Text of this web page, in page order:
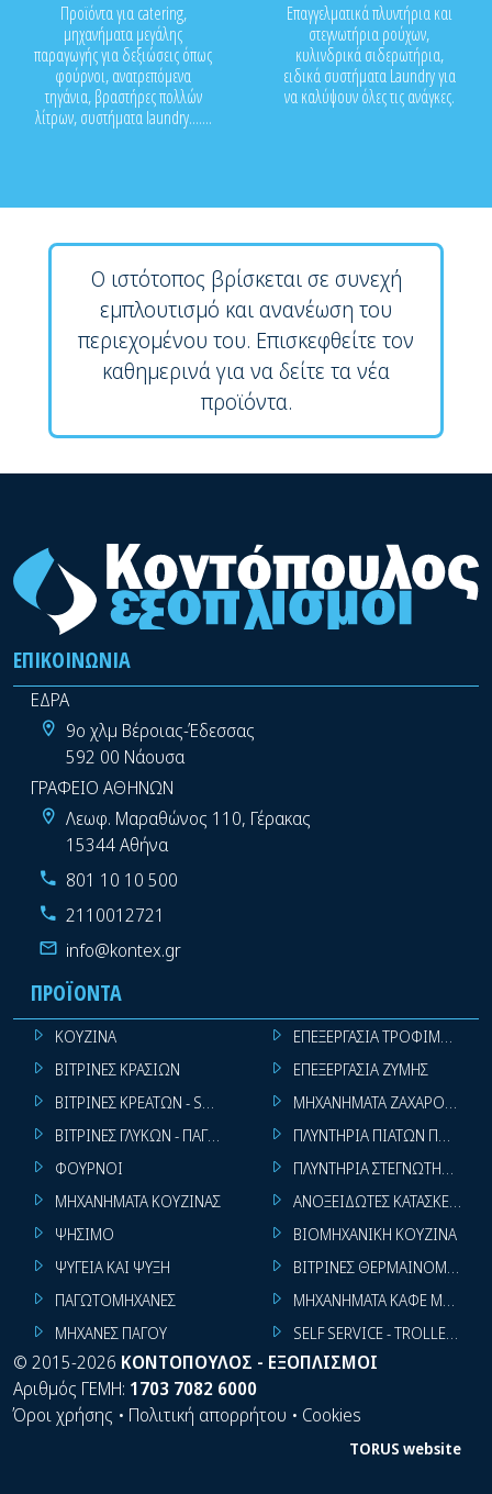
Προϊόντα για catering,
μηχανήματα μεγάλης
παραγωγής για δεξιώσεις όπως
φούρνοι, ανατρεπόμενα
τηγάνια, βραστήρες πολλών
λίτρων, συστήματα laundry.......
Επαγγελματικά πλυντήρια και
στεγνωτήρια ρούχων,
κυλινδρικά σιδερωτήρια,
ειδικά συστήματα Laundry για
να καλύψουν όλες τις ανάγκες.
Ο ιστότοπος βρίσκεται σε συνεχή
εμπλουτισμό και ανανέωση του
περιεχομένου του. Επισκεφθείτε τον
καθημερινά για να δείτε τα νέα
προϊόντα.
ΕΠΙΚΟΙΝΩΝΊΑ
ΕΔΡΑ
9ο χλμ Βέροιας-Έδεσσας
592 00 Νάουσα
ΓΡΑΦΕΙΟ ΑΘΗΝΩΝ
Λεωφ. Μαραθώνος 110, Γέρακας
15344 Αθήνα
801 10 10 500
2110012721
info@kontex.gr
ΠΡΟΪΌΝΤΑ
ΚΟΥΖΙΝΑ
ΒΙΤΡΙΝΕΣ ΚΡΑΣΙΩΝ
ΒΙΤΡΙΝΕΣ ΚΡΕΑΤΩΝ - SUPER MARKET
ΒΙΤΡΙΝΕΣ ΓΛΥΚΩΝ - ΠΑΓΩΤΩΝ
ΦΟΥΡΝΟΙ
ΜΗΧΑΝΗΜΑΤΑ ΚΟΥΖΙΝΑΣ
ΨΗΣΙΜΟ
ΨΥΓΕΙΑ ΚΑΙ ΨΥΞΗ
ΠΑΓΩΤΟΜΗΧΑΝΕΣ
ΜΗΧΑΝΕΣ ΠΑΓΟΥ
ΕΠΕΞΕΡΓΑΣΙΑ ΤΡΟΦΙΜΩΝ
ΕΠΕΞΕΡΓΑΣΙΑ ΖΥΜΗΣ
ΜΗΧΑΝΗΜΑΤΑ
ΠΛΥΝΤΗΡΙΑ ΠΙΑΤΩΝ
ΠΛΥΝΤΗΡΙΑ ΣΤΕΓΝΩΤΗΡΙΑ
ΑΝΟΞΕΙΔΩΤΕΣ ΚΑΤΑΣΚΕΥΕΣ
ΒΙΟΜΗΧΑΝΙΚΗ ΚΟΥΖΙΝΑ
ΒΙΤΡΙΝΕΣ ΘΕΡΜΑΙΝΟΜΕΝΕΣ
ΜΗΧΑΝΗΜΑΤΑ ΚΑΦΕ ΜΠΑΡ
SELF SERVICE - TROLLEY -
© 2015-2026 ΚΟΝΤΟΠΟΥΛΟΣ - ΕΞΟΠΛΙΣΜΟΙ
Αριθμός ΓΕΜΗ: 1703 7082 6000
Όροι χρήσης • Πολιτική απορρήτου • Cookies
TORUS website